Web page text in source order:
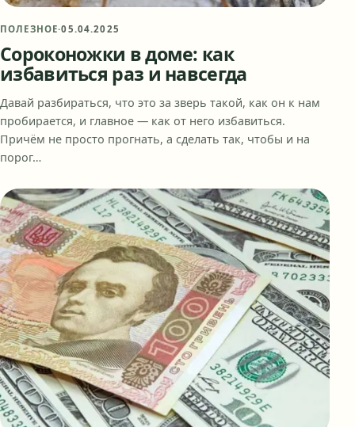
ПОЛЕЗНОЕ·05.04.2025
Сороконожки в доме: как
избавиться раз и навсегда
Давай разбираться, что это за зверь такой, как он к нам
пробирается, и главное — как от него избавиться.
Причём не просто прогнать, а сделать так, чтобы и на
порог…